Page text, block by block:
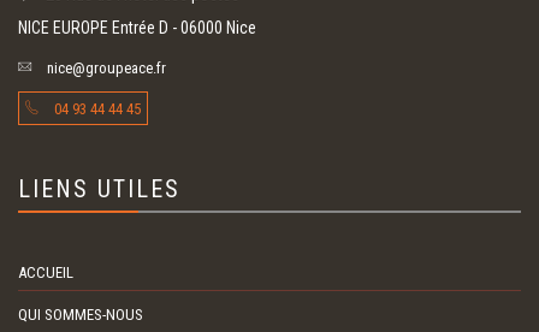
NICE EUROPE Entrée D - 06000 Nice
nice@groupeace.fr
04 93 44 44 45
LIENS UTILES
ACCUEIL
QUI SOMMES-NOUS